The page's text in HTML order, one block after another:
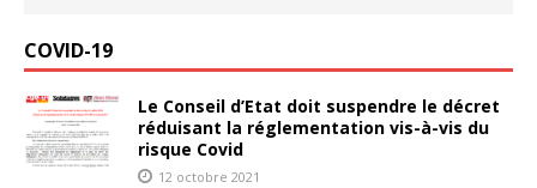
COVID-19
Le Conseil d’Etat doit suspendre le décret
réduisant la réglementation vis-à-vis du
risque Covid
12 octobre 2021